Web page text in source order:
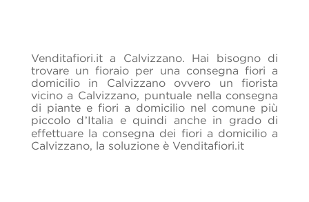
Venditafiori.it a Calvizzano. Hai bisogno di
trovare un fioraio per una consegna fiori a
domicilio in Calvizzano ovvero un fiorista
vicino a Calvizzano, puntuale nella consegna
di piante e fiori a domicilio nel comune più
piccolo d’Italia e quindi anche in grado di
effettuare la consegna dei fiori a domicilio a
Calvizzano, la soluzione è Venditafiori.it